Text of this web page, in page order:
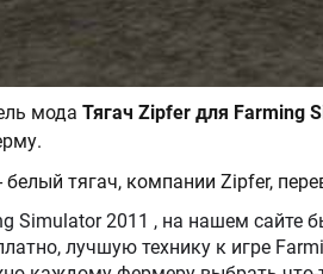
мода
белый тягач, компании Zipfer,
бывают самые разнообразные, можно
лучшую технику к игре Farming Simulator 2011 .